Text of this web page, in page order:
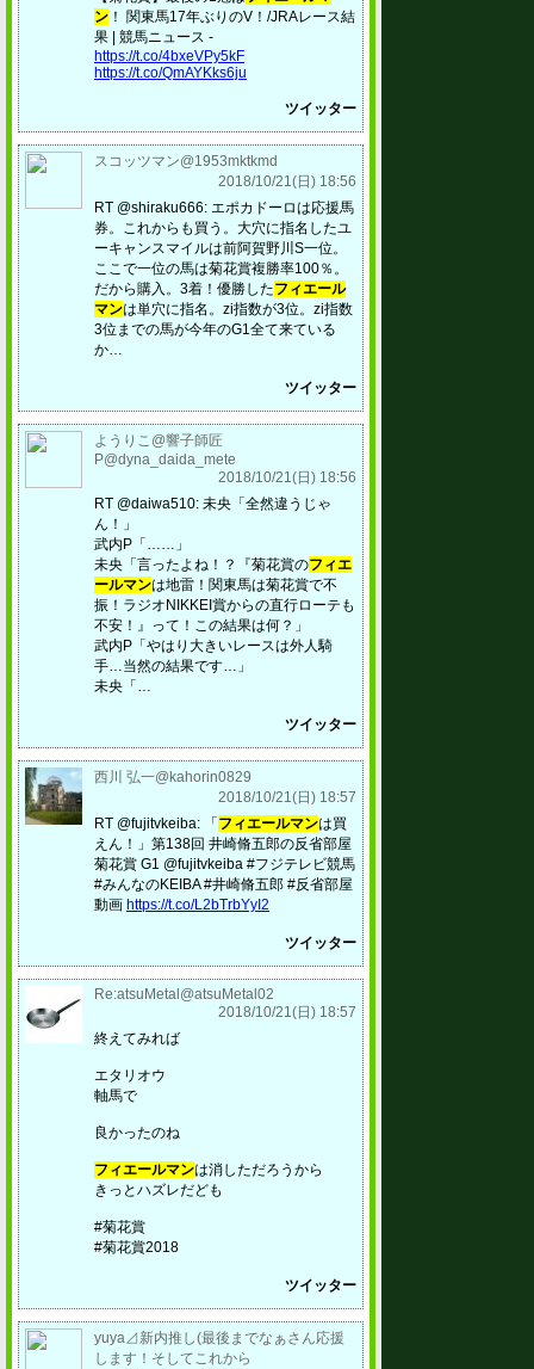
ン ！ 関東馬17年ぶりのV！/JRAレース結
果 | 競馬ニュース -
https://t.co/4bxeVPy5kF
https://t.co/QmAYKks6ju
ツイッター
スコッツマン@1953mktkmd
2018/10/21(日) 18:56
RT @shiraku666: エポカドーロは応援馬
券。これからも買う。大穴に指名したユ
ーキャンスマイルは前阿賀野川S一位。
ここで一位の馬は菊花賞複勝率100％。
だから購入。3着！優勝したフィエール
マンは単穴に指名。zi指数が3位。zi指数
3位までの馬が今年のG1全て来ている
か…
ツイッター
ようりこ@響子師匠
P@dyna_daida_mete
2018/10/21(日) 18:56
RT @daiwa510: 未央「全然違うじゃ
ん！」
武内P「……」
未央「言ったよね！？『菊花賞のフィエ
ールマンは地雷！関東馬は菊花賞で不
振！ラジオNIKKEI賞からの直行ローテも
不安！』って！この結果は何？」
武内P「やはり大きいレースは外人騎
手…当然の結果です…」
未央「…
ツイッター
西川 弘一@kahorin0829
2018/10/21(日) 18:57
RT @fujitvkeiba: 「 フィエールマンは買
えん！」第138回 井崎脩五郎の反省部屋
菊花賞 G1 @fujitvkeiba #フジテレビ競馬
#みんなのKEIBA #井崎脩五郎 #反省部屋
動画 https://t.co/L2bTrbYyI2
ツイッター
Re:atsuMetal@atsuMetal02
2018/10/21(日) 18:57
終えてみれば
エタリオウ
軸馬で
良かったのね
フィエールマンは消しただろうから
きっとハズレだども
#菊花賞
#菊花賞2018
ツイッター
yuya⊿新内推し(最後までなぁさん応援
します！そしてこれから